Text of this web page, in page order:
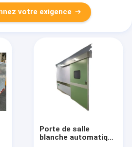
votre exigence
Porte de salle
blanche automatique